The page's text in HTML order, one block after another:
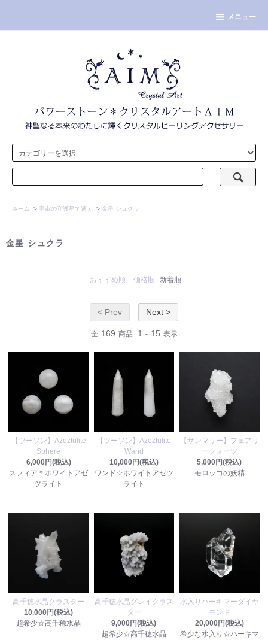
メニュー
ホーム > 宇宙の守護星で選ぶ > 金星 シュクラ
金星 シュクラ
おすすめ順 価格順 新着順
< Prev Next >
全 169 商品 1 - 15 表示
【ツーソン】Azeztulite
Sphere
6,000円(税込)
スフィア＊ホワイトアゼ
ツライト
【ツーソン】Azeztulite
Wand
10,000円(税込)
ワンド☆ホワイトアゼツ
ライト
【サンマリー】フェアリ
ークォーツ
5,000円(税込)
モロッコの妖精
高千穂水晶クラスター
10,000円(税込)
超希少☆高千穂水晶
高千穂水晶グレイクラス
ター
9,000円(税込)
超希少☆高千穂水晶
水入りハーキマーダイヤ
モンド
20,000円(税込)
希少な水入り☆ハーキマ